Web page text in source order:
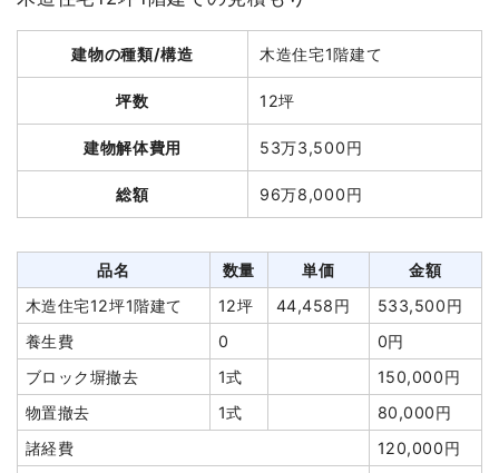
建物の種類/構造 木造住宅1階建て
坪数 12坪
建物解体費用 53万3,500円
総額 96万8,000円
品名 数量 単価
金額
木造住宅12坪1階建て
12坪 44,458円
533,500円
養生費
0
0円
ブロック塀撤去
1式
150,000円
物置撤去
1式
80,000円
諸経費
120,000円